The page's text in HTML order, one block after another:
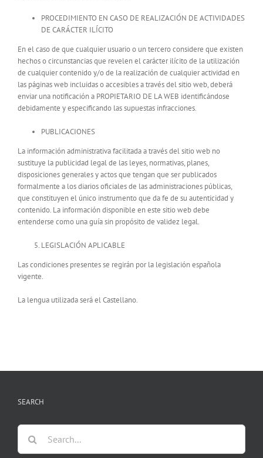
PROCEDIMIENTO EN CASO DE REALIZACIÓN DE ACTIVIDADES
DE CARÁCTER ILÍCITO
En el caso de que cualquier usuario o un tercero considere que existen
hechos o circunstancias que revelen el carácter ilícito de la utilización
de cualquier contenido y/o de la realización de cualquier actividad en
las páginas web incluidas o accesibles a través del sitio web, deberá
enviar una notificación a PROPIETARIO DE LA WEB identificándose
debidamente y especificando las supuestas infracciones.
PUBLICACIONES
La información administrativa facilitada a través del sitio web no
sustituye la publicidad legal de las leyes, normativas, planes,
disposiciones generales y actos que tengan que ser publicados
formalmente a los diarios oficiales de las administraciones públicas,
que constituyen el único instrumento que da fe de su autenticidad y
contenido. La información disponible en este sitio web debe
entenderse como una guía sin propósito de validez legal.
LEGISLACIÓN APLICABLE
Las condiciones presentes se regirán por la legislación española
vigente.
La lengua utilizada será el Castellano.
SEARCH
Search